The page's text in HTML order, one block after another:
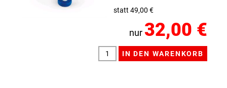
statt 49,00 €
nur32,00 €